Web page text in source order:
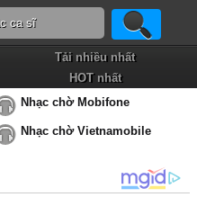
Tải nhiều nhất
HOT nhất
Nhạc chờ Mobifone
Nhạc chờ Vietnamobile